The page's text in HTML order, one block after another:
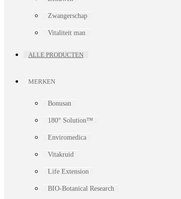
Zwangerschap
Vitaliteit man
ALLE PRODUCTEN
MERKEN
Bonusan
180° Solution™
Enviromedica
Vitakruid
Life Extension
BIO-Botanical Research